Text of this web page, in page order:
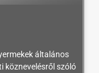
általános
köznevelésről szóló